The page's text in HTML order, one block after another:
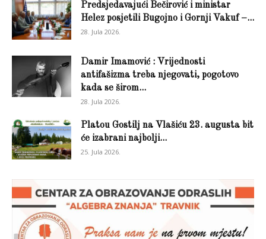
Predsjedavajući Bečirović i ministar
Helez posjetili Bugojno i Gornji Vakuf –...
28. Jula 2026.
Damir Imamović : Vrijednosti
antifašizma treba njegovati, pogotovo
kada se širom...
28. Jula 2026.
Platou Gostilj na Vlašiću 23. augusta bit
će izabrani najbolji...
25. Jula 2026.